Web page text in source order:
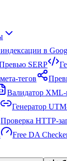
в
SERP
тегов
Валидатор XML-
Генератор
Проверка HTTP-
Free DA